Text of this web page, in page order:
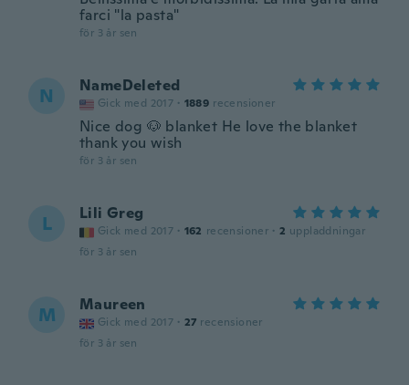
farci "la pasta"
för 3 år sen
N NameDeleted
Gick med 2017 · 1889 recensioner
Nice dog 🐶 blanket He love the blanket
thank you wish
för 3 år sen
L Lili Greg
Gick med 2017 · 162 recensioner · 2 uppladdningar
för 3 år sen
M Maureen
Gick med 2017 · 27 recensioner
för 3 år sen